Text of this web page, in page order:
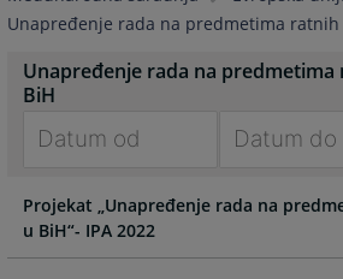
Unapređenje rada na predmetima ratnih
Unapređenje rada na predmetima
BiH
forward
to
interact
forward
interact
Projekat „Unapređenje rada na
u BiH“- IPA 2022